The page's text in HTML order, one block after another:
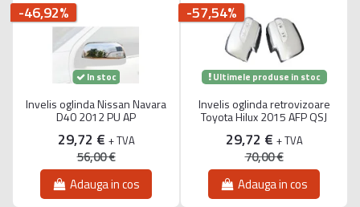
-46,92%
In stoc
Invelis oglinda Nissan Navara
D40 2012 PU AP
29,72 € + TVA
56,00 €
Adauga in cos
-57,54%
Ultimele produse in stoc
Invelis oglinda retrovizoare
Toyota Hilux 2015 AFP QSJ
29,72 € + TVA
70,00 €
Adauga in cos